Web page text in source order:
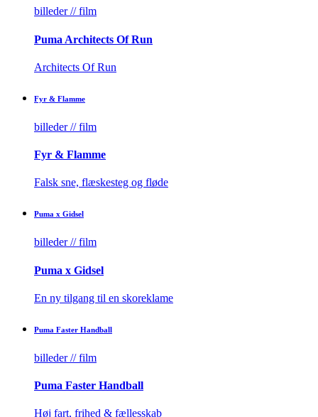
billeder // film
Puma Architects Of Run
Architects Of Run
Fyr & Flamme
billeder // film
Fyr & Flamme
Falsk sne, flæskesteg og fløde
Puma x Gidsel
billeder // film
Puma x Gidsel
En ny tilgang til en skoreklame
Puma Faster Handball
billeder // film
Puma Faster Handball
Høj fart, frihed & fællesskab​